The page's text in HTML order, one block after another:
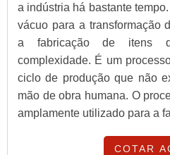
a indústria há bastante
vácuo para a transformação
a fabricação de itens
complexidade. É um
ciclo de produção que não
mão de obra humana. O
amplamente utilizado para a
COTAR